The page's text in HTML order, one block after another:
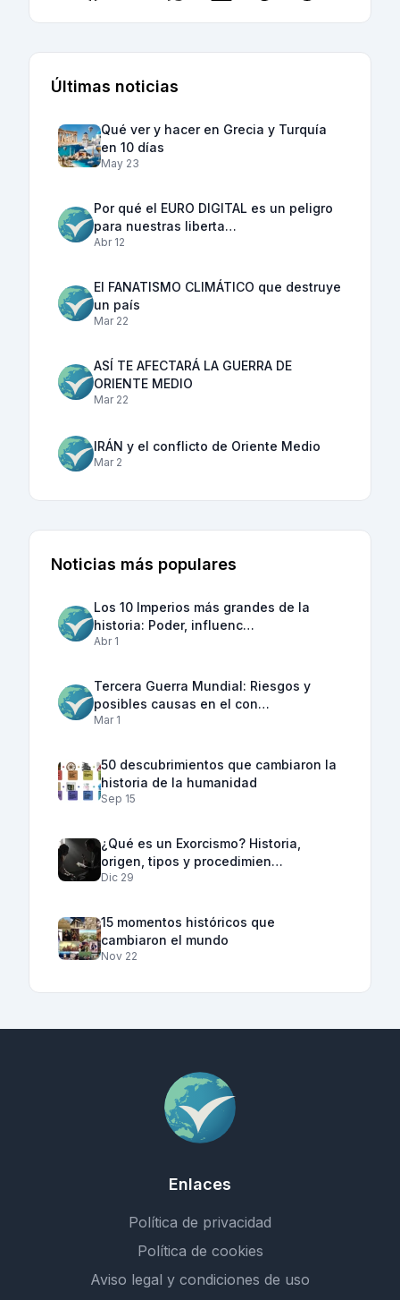
Últimas noticias
Qué ver y hacer en Grecia y Turquía
en 10 días
May 23
Por qué el EURO DIGITAL es un peligro
para nuestras liberta…
Abr 12
El FANATISMO CLIMÁTICO que destruye
un país
Mar 22
ASÍ TE AFECTARÁ LA GUERRA DE
ORIENTE MEDIO
Mar 22
IRÁN y el conflicto de Oriente Medio
Mar 2
Noticias más populares
Los 10 Imperios más grandes de la
historia: Poder, influenc…
Abr 1
Tercera Guerra Mundial: Riesgos y
posibles causas en el con…
Mar 1
50 descubrimientos que cambiaron la
historia de la humanidad
Sep 15
¿Qué es un Exorcismo? Historia,
origen, tipos y procedimien…
Dic 29
15 momentos históricos que
cambiaron el mundo
Nov 22
Enlaces
Política de privacidad
Política de cookies
Aviso legal y condiciones de uso